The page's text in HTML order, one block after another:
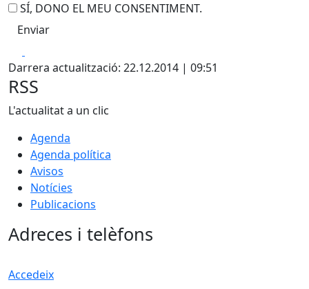
SÍ, DONO EL MEU CONSENTIMENT.
Darrera actualització: 22.12.2014 | 09:51
RSS
L'actualitat a un clic
Agenda
Agenda política
Avisos
Notícies
Publicacions
Adreces i telèfons
Accedeix